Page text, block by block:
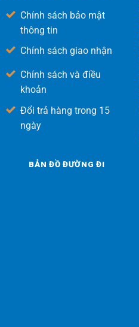
Chính sách bảo mật
thông tin
Chính sách giao nhận
Chính sách và điều
khoản
Đổi trả hàng trong 15
ngày
BẢN ĐỒ ĐƯỜNG ĐI